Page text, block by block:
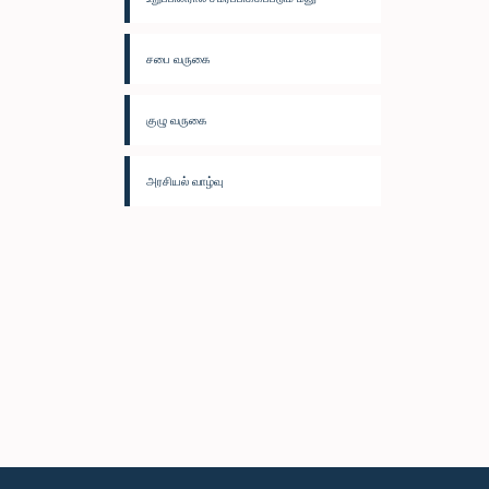
சபை வருகை
குழு வருகை
அரசியல் வாழ்வு